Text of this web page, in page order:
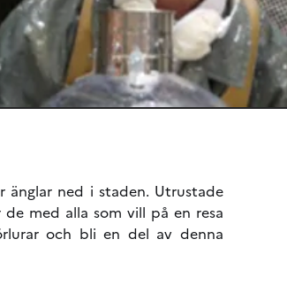
änglar ned i staden. Utrustade
med alla som vill på en resa
och bli en del av denna